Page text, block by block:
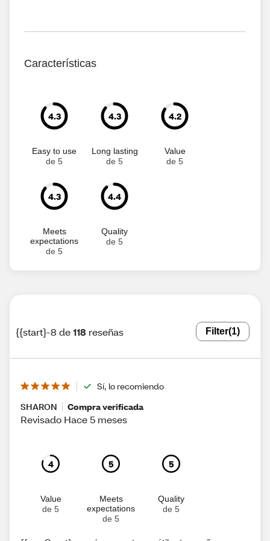
Características
4.3
Easy to use
de 5
4.3
Long lasting
de 5
4.2
Value
de 5
4.3
Meets
expectations
de 5
4.4
Quality
de 5
{{start}-8 de118 reseñas Filter(1)
Sí, lo recomiendo
SHARON
Compra verificada
Revisado Hace 5 meses
4
Value
de 5
5
Meets
expectations
de 5
5
Quality
de 5